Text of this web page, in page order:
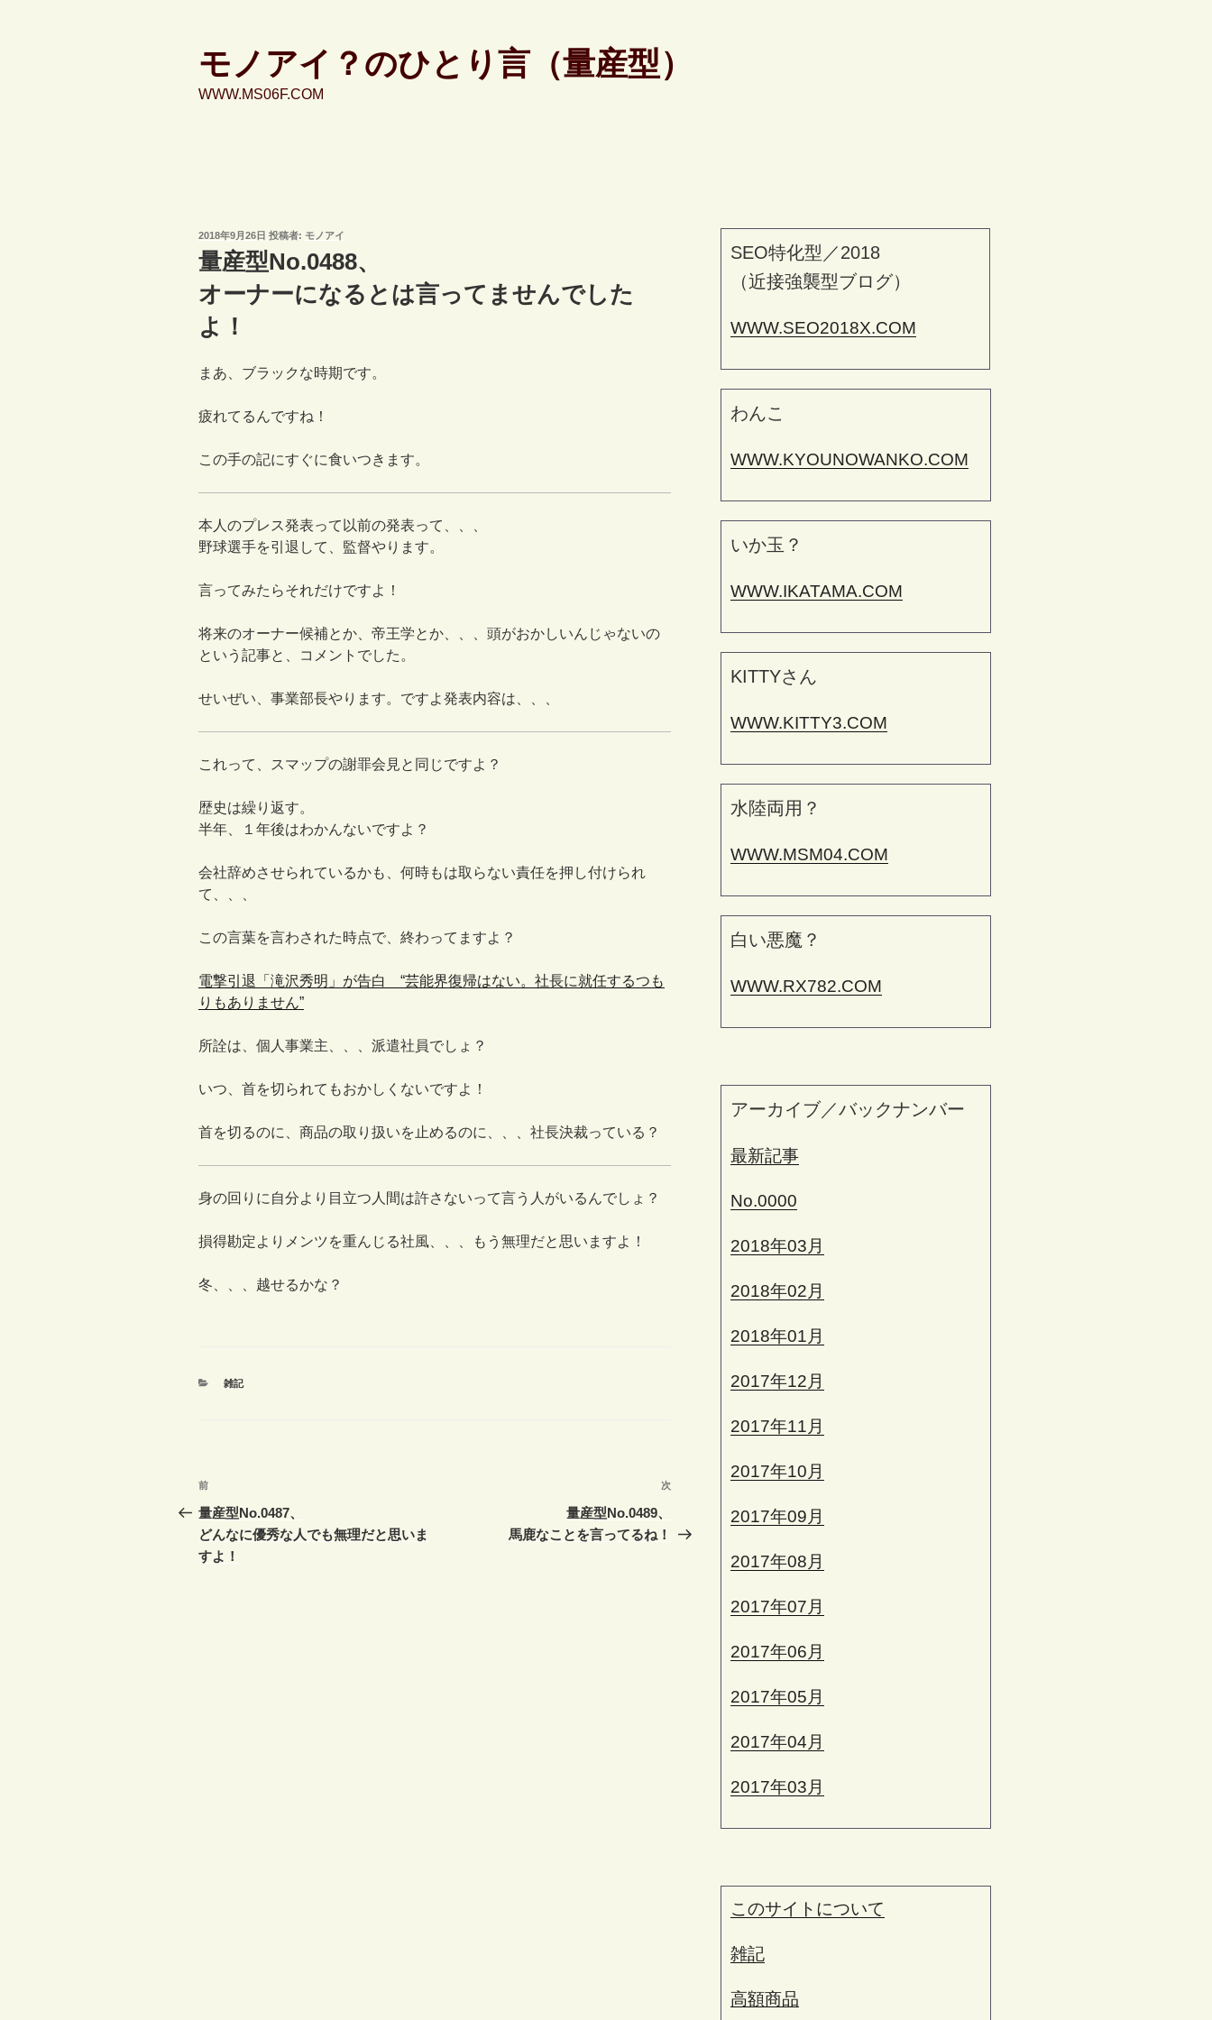
モノアイ？のひとり言（量産型）
WWW.MS06F.COM
投
稿
日:
2018年9月26日 投稿者: モノアイ
量産型No.0488、
オーナーになるとは言ってませんでした
よ！
まあ、ブラックな時期です。
疲れてるんですね！
この手の記にすぐに食いつきます。
本人のプレス発表って以前の発表って、、、
野球選手を引退して、監督やります。
言ってみたらそれだけですよ！
将来のオーナー候補とか、帝王学とか、、、頭がおかしいんじゃないの
という記事と、コメントでした。
せいぜい、事業部長やります。ですよ発表内容は、、、
これって、スマップの謝罪会見と同じですよ？
歴史は繰り返す。
半年、１年後はわかんないですよ？
会社辞めさせられているかも、何時もは取らない責任を押し付けられ
て、、、
この言葉を言わされた時点で、終わってますよ？
電撃引退「滝沢秀明」が告白 “芸能界復帰はない。社長に就任するつも
りもありません”
所詮は、個人事業主、、、派遣社員でしょ？
いつ、首を切られてもおかしくないですよ！
首を切るのに、商品の取り扱いを止めるのに、、、社長決裁っている？
身の回りに自分より目立つ人間は許さないって言う人がいるんでしょ？
損得勘定よりメンツを重んじる社風、、、もう無理だと思いますよ！
冬、、、越せるかな？
カ
雑記
投
稿
ナ
前
の
投
稿
前
量産型No.0487、
どんなに優秀な人でも無理だと思いま
すよ！
次
投
次
量産型No.0489、
馬鹿なことを言ってるね！
SEO特化型／2018
（近接強襲型ブログ）
WWW.SEO2018X.COM
わんこ
WWW.KYOUNOWANKO.COM
いか玉？
WWW.IKATAMA.COM
KITTYさん
WWW.KITTY3.COM
水陸両用？
WWW.MSM04.COM
白い悪魔？
WWW.RX782.COM
アーカイブ／バックナンバー
最新記事
No.0000
2018年03月
2018年02月
2018年01月
2017年12月
2017年11月
2017年10月
2017年09月
2017年08月
2017年07月
2017年06月
2017年05月
2017年04月
2017年03月
このサイトについて
雑記
高額商品